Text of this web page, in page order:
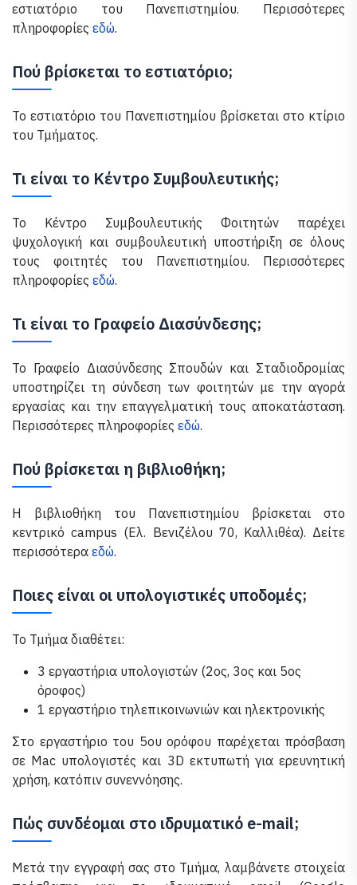
εστιατόριο του Πανεπιστημίου. Περισσότερες
πληροφορίες εδώ.
Πού βρίσκεται το εστιατόριο;
Το εστιατόριο του Πανεπιστημίου βρίσκεται στο κτίριο
του Τμήματος.
Τι είναι το Κέντρο Συμβουλευτικής;
Το Κέντρο Συμβουλευτικής Φοιτητών παρέχει
ψυχολογική και συμβουλευτική υποστήριξη σε όλους
τους φοιτητές του Πανεπιστημίου. Περισσότερες
πληροφορίες εδώ.
Τι είναι το Γραφείο Διασύνδεσης;
Το Γραφείο Διασύνδεσης Σπουδών και Σταδιοδρομίας
υποστηρίζει τη σύνδεση των φοιτητών με την αγορά
εργασίας και την επαγγελματική τους αποκατάσταση.
Περισσότερες πληροφορίες εδώ.
Πού βρίσκεται η βιβλιοθήκη;
Η βιβλιοθήκη του Πανεπιστημίου βρίσκεται στο
κεντρικό campus (Ελ. Βενιζέλου 70, Καλλιθέα). Δείτε
περισσότερα εδώ.
Ποιες είναι οι υπολογιστικές υποδομές;
Το Τμήμα διαθέτει:
3 εργαστήρια υπολογιστών (2ος, 3ος και 5ος
όροφος)
1 εργαστήριο τηλεπικοινωνιών και ηλεκτρονικής
Στο εργαστήριο του 5ου ορόφου παρέχεται πρόσβαση
σε Mac υπολογιστές και 3D εκτυπωτή για ερευνητική
χρήση, κατόπιν συνεννόησης.
Πώς συνδέομαι στο ιδρυματικό e-mail;
Μετά την εγγραφή σας στο Τμήμα, λαμβάνετε στοιχεία